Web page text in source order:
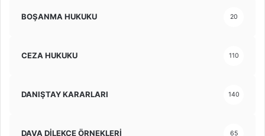
BOŞANMA HUKUKU 20
CEZA HUKUKU 110
DANIŞTAY KARARLARI 140
DAVA DİLEKÇE ÖRNEKLERİ 65